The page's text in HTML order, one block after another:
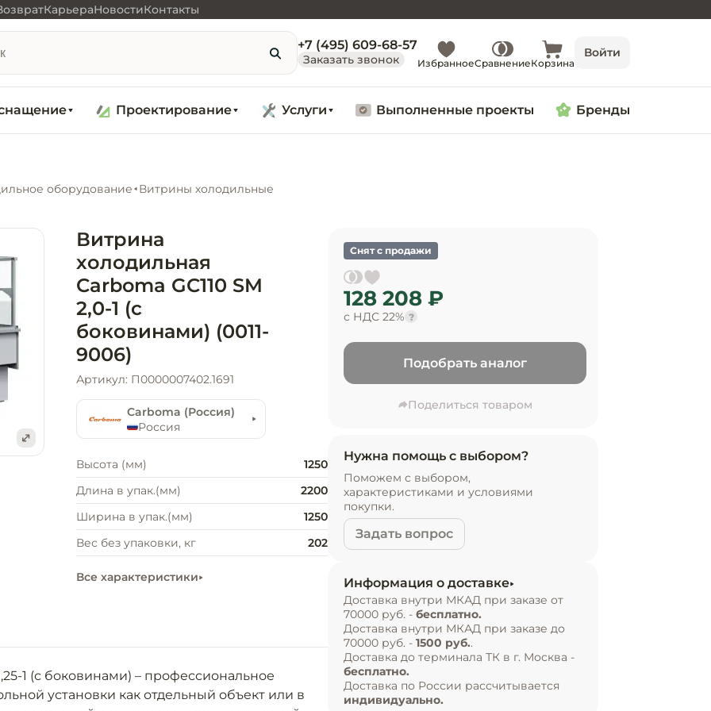
КарьераНовостиКонтакты
+7 (495) 609-68-57
Заказать звонок ИзбранноеСравнениеКорзина
Войти
Проектирование Услуги Выполненные проекты Бренды
оборудование Витрины холодильные
Витрина
холодильная
Carboma GC110 SM
2,0-1 (с
боковинами) (0011-
9006)
Артикул: П0000007402.1691
Carboma (Россия)
Россия
Высота (мм)
1250
Длина в упак.(мм)
2200
Ширина в упак.(мм)
1250
Вес без упаковки, кг
202
Все характеристики
1 (с боковинами) – профессиональное
установки как отдельный объект или в
128 208 ₽
с НДС 22% ?
Снят с продажи
Подобрать аналог
Поделиться товаром
Нужна помощь с выбором?
Поможем с выбором,
характеристиками и условиями
покупки.
Задать вопрос
Информация о доставке
Доставка внутри МКАД при заказе от
70000 руб. - бесплатно.
Доставка внутри МКАД при заказе до
70000 руб. - 1500 руб..
Доставка до терминала ТК в г. Москва -
бесплатно.
Доставка по России рассчитывается
индивидуально.